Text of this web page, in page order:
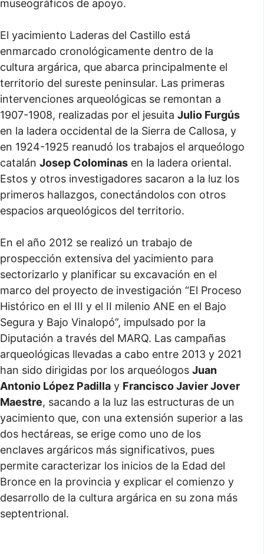
museográficos de apoyo.
El yacimiento Laderas del Castillo está
enmarcado cronológicamente dentro de la
cultura argárica, que abarca principalmente el
territorio del sureste peninsular. Las primeras
intervenciones arqueológicas se remontan a
1907-1908, realizadas por el jesuita Julio Furgús
en la ladera occidental de la Sierra de Callosa, y
en 1924-1925 reanudó los trabajos el arqueólogo
catalán Josep Colominas en la ladera oriental.
Estos y otros investigadores sacaron a la luz los
primeros hallazgos, conectándolos con otros
espacios arqueológicos del territorio.
En el año 2012 se realizó un trabajo de
prospección extensiva del yacimiento para
sectorizarlo y planificar su excavación en el
marco del proyecto de investigación “El Proceso
Histórico en el III y el II milenio ANE en el Bajo
Segura y Bajo Vinalopó”, impulsado por la
Diputación a través del MARQ. Las campañas
arqueológicas llevadas a cabo entre 2013 y 2021
han sido dirigidas por los arqueólogos Juan
Antonio López Padilla y Francisco Javier Jover
Maestre, sacando a la luz las estructuras de un
yacimiento que, con una extensión superior a las
dos hectáreas, se erige como uno de los
enclaves argáricos más significativos, pues
permite caracterizar los inicios de la Edad del
Bronce en la provincia y explicar el comienzo y
desarrollo de la cultura argárica en su zona más
septentrional.